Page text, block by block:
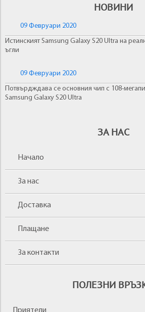
НОВИНИ
09 Февруари 2020
Истинският Samsung Galaxy S20 Ultra на
ъгли
09 Февруари 2020
Потвърдждава се основния чип с 108-
Samsung Galaxy S20 Ultra
ЗА НАС
Начало
За нас
Доставка
Плащане
За контакти
ПОЛЕЗНИ
Приятели